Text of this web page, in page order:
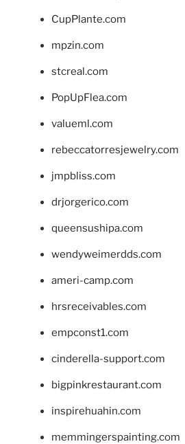
CupPlante.com
mpzin.com
stcreal.com
PopUpFlea.com
valueml.com
rebeccatorresjewelry.com
jmpbliss.com
drjorgerico.com
queensushipa.com
wendyweimerdds.com
ameri-camp.com
hrsreceivables.com
empconst1.com
cinderella-support.com
bigpinkrestaurant.com
inspirehuahin.com
memmingerspainting.com